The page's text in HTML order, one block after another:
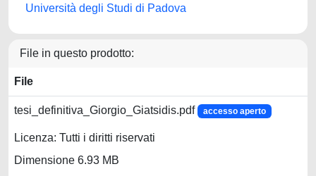
Università degli Studi di Padova
File in questo prodotto:
File
tesi_definitiva_Giorgio_Giatsidis.pdf accesso aperto
Licenza: Tutti i diritti riservati
Dimensione 6.93 MB